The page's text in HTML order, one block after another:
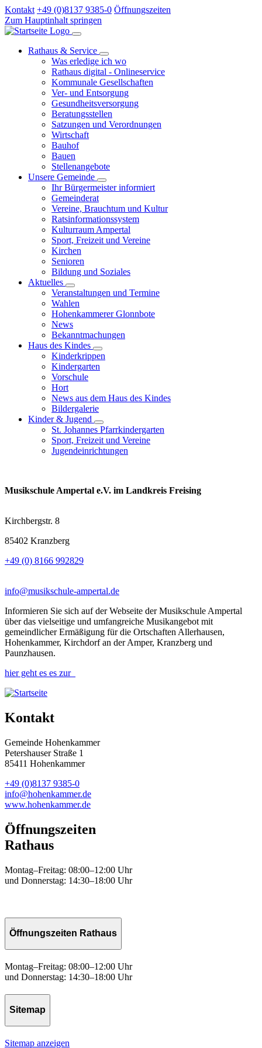
Kontakt +49 (0)8137 9385-0 Öffnungszeiten
Zum Hauptinhalt springen
Rathaus & Service
Was erledige ich wo
Rathaus digital - Onlineservice
Kommunale Gesellschaften
Ver- und Entsorgung
Gesundheitsversorgung
Beratungsstellen
Satzungen und Verordnungen
Wirtschaft
Bauhof
Bauen
Stellenangebote
Unsere Gemeinde
Ihr Bürgermeister informiert
Gemeinderat
Vereine, Brauchtum und Kultur
Ratsinformationssystem
Kulturraum Ampertal
Sport, Freizeit und Vereine
Kirchen
Senioren
Bildung und Soziales
Aktuelles
Veranstaltungen und Termine
Wahlen
Hohenkammerer Glonnbote
News
Bekanntmachungen
Haus des Kindes
Kinderkrippen
Kindergarten
Vorschule
Hort
News aus dem Haus des Kindes
Bildergalerie
Kinder & Jugend
St. Johannes Pfarrkindergarten
Sport, Freizeit und Vereine
Jugendeinrichtungen
Musikschule Ampertal e.V. im Landkreis Freising
Kirchbergstr. 8
85402 Kranzberg
+49 (0) 8166 992829
info@musikschule-ampertal.de
Informieren Sie sich auf der Webseite der Musikschule Ampertal
über das vielseitige und umfangreiche Musikangebot mit
gemeindlicher Ermäßigung für die Ortschaften Allerhausen,
Hohenkammer, Kirchdorf an der Amper, Kranzberg und
Paunzhausen.
hier geht es es zur
Kontakt
Gemeinde Hohenkammer
Petershauser Straße 1
85411 Hohenkammer
+49 (0)8137 9385-0
info@hohenkammer.de
www.hohenkammer.de
Öffnungszeiten
Rathaus
Montag–Freitag: 08:00–12:00 Uhr
und Donnerstag: 14:30–18:00 Uhr
Öffnungszeiten Rathaus
Montag–Freitag: 08:00–12:00 Uhr
und Donnerstag: 14:30–18:00 Uhr
Sitemap
Sitemap anzeigen